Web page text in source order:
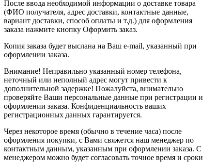
После ввода необходимой информации о доставке товара
(ФИО получателя, адрес доставки, контактные данные,
вариант доставки, способ оплаты и т.д.) для оформления
заказа нажмите кнопку Оформить заказ.
Копия заказа будет выслана на Ваш e-mail, указанный при
оформлении заказа.
Внимание! Неправильно указанный номер телефона,
неточный или неполный адрес могут привести к
дополнительной задержке! Пожалуйста, внимательно
проверяйте Ваши персональные данные при регистрации и
оформлении заказа. Конфиденциальность ваших
регистрационных данных гарантируется.
Через некоторое время (обычно в течение часа) после
оформления покупки, с Вами свяжется наш менеджер по
контактным данным, указанным при оформлении заказа. С
менеджером можно будет согласовать точное время и сроки